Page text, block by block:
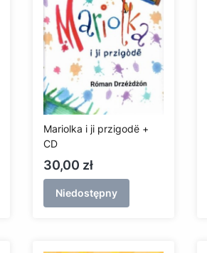
Mariolka i ji przigodë +
CD
Cena
30,00 zł
Niedostępny